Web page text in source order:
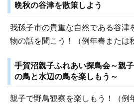
晩秋の谷津を散策しよう
我孫子市の貴重な自然である谷津
物の話を聞こう！（例年春または
手賀沼親子ふれあい探鳥会～親
の鳥と水辺の鳥を楽しもう～
親子で野鳥観察を楽しもう！（例